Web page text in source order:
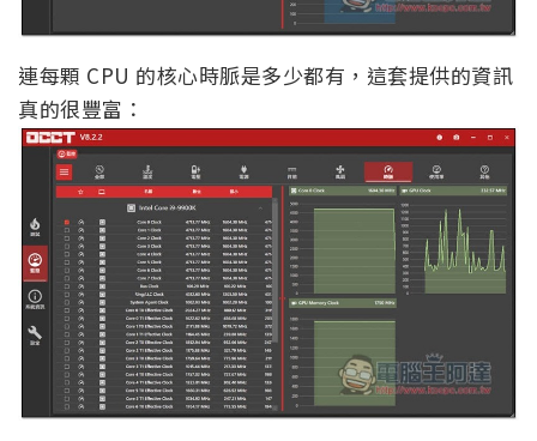
連每顆 CPU 的核心時脈是多少都有，這套提供的資訊
真的很豐富：